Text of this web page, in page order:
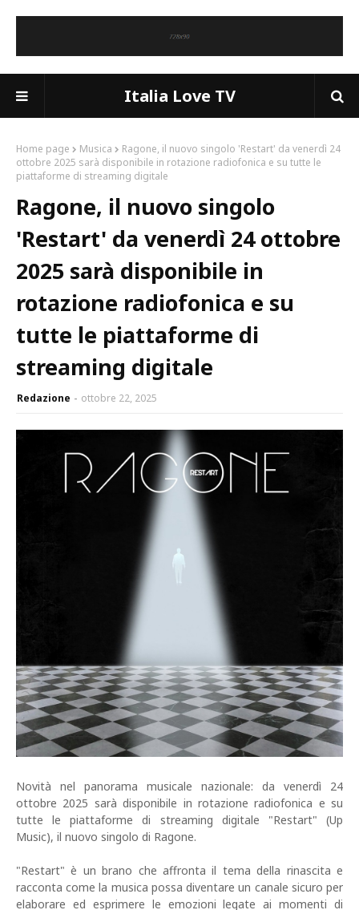
Italia Love TV
Home page Musica
Ragone, il nuovo singolo 'Restart' da venerdì 24
ottobre 2025 sarà disponibile in rotazione radiofonica e su tutte le
piattaforme di streaming digitale
Ragone, il nuovo singolo
'Restart' da venerdì 24 ottobre
2025 sarà disponibile in
rotazione radiofonica e su
tutte le piattaforme di
streaming digitale
Redazione ottobre 22, 2025
Novità nel panorama musicale nazionale: da venerdì 24
ottobre 2025 sarà disponibile in rotazione radiofonica e su
tutte le piattaforme di streaming digitale "Restart" (Up
Music), il nuovo singolo di Ragone.
"Restart" è un brano che affronta il tema della rinascita e
racconta come la musica possa diventare un canale sicuro per
elaborare ed esprimere le emozioni legate ai momenti di